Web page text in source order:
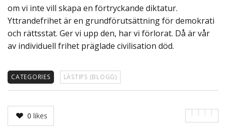
om vi inte vill skapa en förtryckande diktatur.
Yttrandefrihet är en grundförutsättning för demokrati
och rättsstat. Ger vi upp den, har vi förlorat. Då är vår
av individuell frihet präglade civilisation död.
CATEGORIES LÄSTIPS (BLOGG)
0 likes